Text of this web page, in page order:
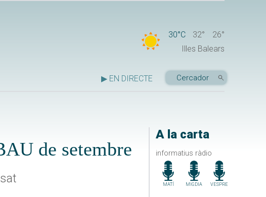
30°C 32°
26°
Illes Balears
▶ EN DIRECTE
A la carta
informatius ràdio
MATÍ MIGDIA VESPRE
de setembre